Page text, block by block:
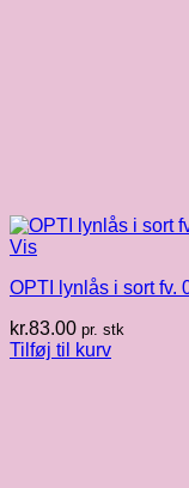
Vis
OPTI lynlås i sort fv.
kr.83.00 pr. stk
Tilføj til kurv